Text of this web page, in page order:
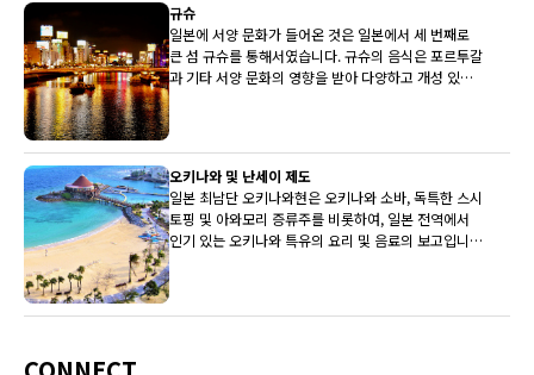
규슈
일본에 서양 문화가 들어온 것은 일본에서 세 번째로
큰 섬 규슈를 통해서였습니다. 규슈의 음식은 포르투갈
과 기타 서양 문화의 영향을 받아 다양하고 개성 있는
오키나와 및 난세이 제도
일본 최남단 오키나와현은 오키나와 소바, 독특한 스시
토핑 및 아와모리 증류주를 비롯하여, 일본 전역에서
인기 있는 오키나와 특유의 요리 및 음료의 보고입니